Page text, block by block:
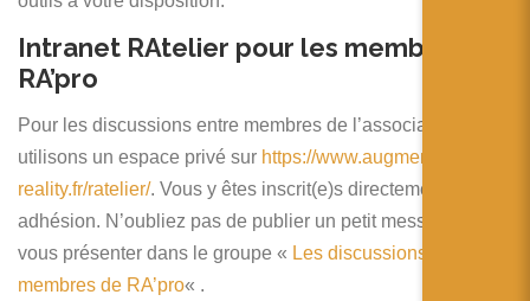
Deutsch
简体中文
Español
Intranet RAtelier pour les membres
RA’pro
Pour les discussions entre membres de l’association nous
utilisons un espace privé sur https://www.augmented-
reality.fr/ratelier/. Vous y êtes inscrit(e)s directement à votre
adhésion. N’oubliez pas de publier un petit message pour
vous présenter dans le groupe « Les discussions des
membres de RA’pro« .